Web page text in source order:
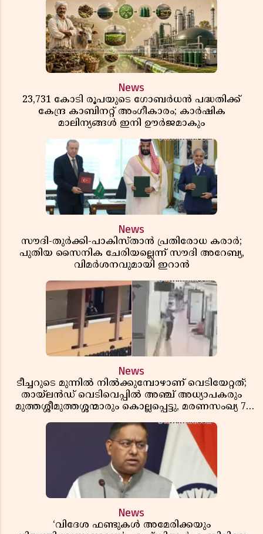
News
23,731 കോടി രൂപയുടെ ഗോബർധൻ പദ്ധതിക്ക്
കേന്ദ്ര കാബിനറ്റ് അംഗീകാരം; കാർഷിക
മാലിന്യങ്ങൾ ഇനി ഊർജമാകും
News
സൗദി-തുർക്കി-പാകിസ്താൻ പ്രതിരോധ കരാർ;
പുതിയ സൈനിക ചേരിയല്ലെന്ന് സൗദി അറേബ്യ,
വിമർശനവുമായി ഇറാൻ
News
ടീച്ചറുടെ മുന്നിൽ നിൽക്കുമ്പോഴാണ് വെടിയേറ്റത്;
തായ്‌ലൻഡ് വെടിവെപ്പിൽ അഞ്ച് അധ്യാപകരും
മുത്തശ്ശീമുത്തശ്ശന്മാരും കൊല്ലപ്പെട്ടു, മരണസംഖ്യ 7;
News
‘വിദേശ ഫണ്ടുകൾ അമേരിക്കയും